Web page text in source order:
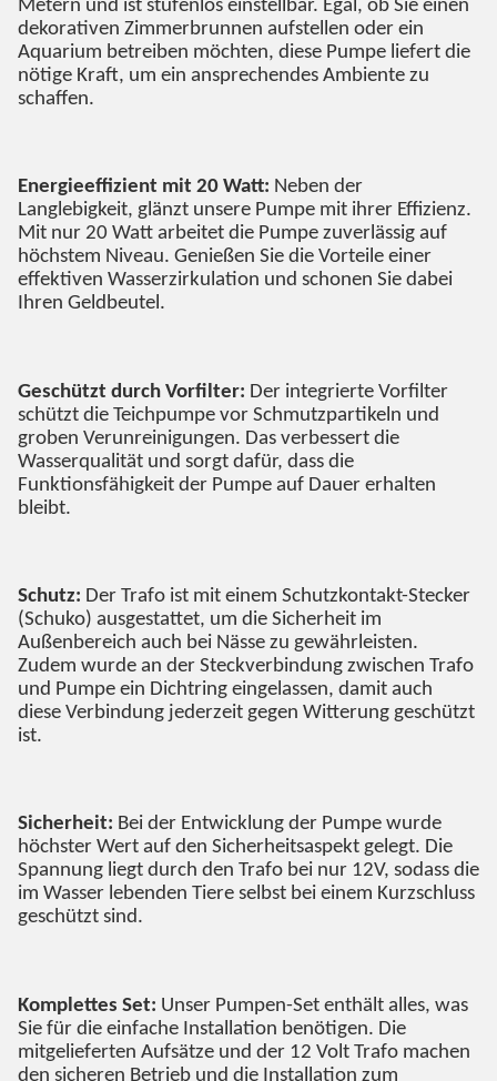
Metern und ist stufenlos einstellbar. Egal, ob Sie einen
dekorativen Zimmerbrunnen aufstellen oder ein
Aquarium betreiben möchten, diese Pumpe liefert die
nötige Kraft, um ein ansprechendes Ambiente zu
schaffen.
Energieeffizient mit 20 Watt: Neben der
Langlebigkeit, glänzt unsere Pumpe mit ihrer Effizienz.
Mit nur 20 Watt arbeitet die Pumpe zuverlässig auf
höchstem Niveau. Genießen Sie die Vorteile einer
effektiven Wasserzirkulation und schonen Sie dabei
Ihren Geldbeutel.
Geschützt durch Vorfilter: Der integrierte Vorfilter
schützt die Teichpumpe vor Schmutzpartikeln und
groben Verunreinigungen. Das verbessert die
Wasserqualität und sorgt dafür, dass die
Funktionsfähigkeit der Pumpe auf Dauer erhalten
bleibt.
Schutz: Der Trafo ist mit einem Schutzkontakt-Stecker
(Schuko) ausgestattet, um die Sicherheit im
Außenbereich auch bei Nässe zu gewährleisten.
Zudem wurde an der Steckverbindung zwischen Trafo
und Pumpe ein Dichtring eingelassen, damit auch
diese Verbindung jederzeit gegen Witterung geschützt
ist.
Sicherheit: Bei der Entwicklung der Pumpe wurde
höchster Wert auf den Sicherheitsaspekt gelegt. Die
Spannung liegt durch den Trafo bei nur 12V, sodass die
im Wasser lebenden Tiere selbst bei einem Kurzschluss
geschützt sind.
Komplettes Set: Unser Pumpen-Set enthält alles, was
Sie für die einfache Installation benötigen. Die
mitgelieferten Aufsätze und der 12 Volt Trafo machen
den sicheren Betrieb und die Installation zum